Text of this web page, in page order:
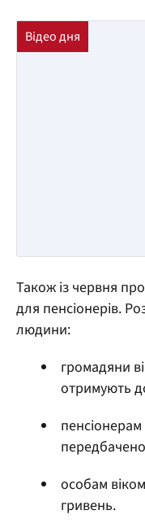
Також із червня
для пенсіонерів.
людини:
громадяни
отримують
пенсіонерам
особам
гривень.